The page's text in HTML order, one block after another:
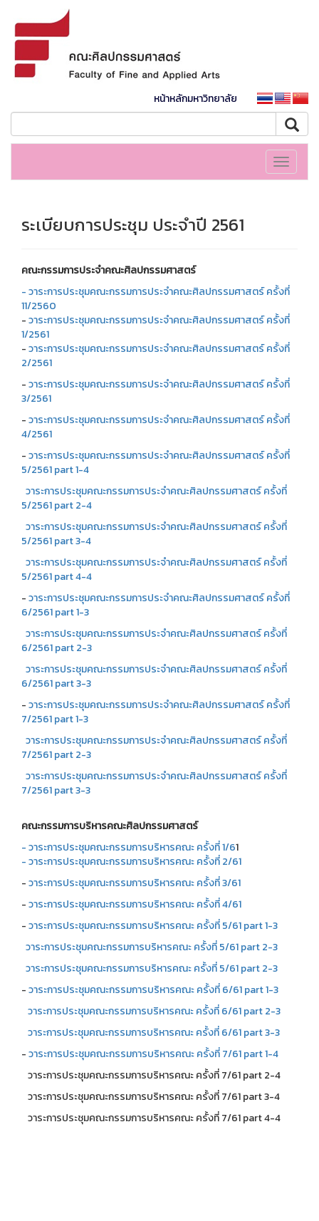
หน้าหลักมหาวิทยาลัย
Toggle
ระเบียบการประชุม ประจำปี 2561
คณะกรรมการประจำคณะศิลปกรรมศาสตร์
- วาระการประชุมคณะกรรมการประจำคณะศิลปกรรมศาสตร์ ครั้งที่
11/2560
-วาระการประชุมคณะกรรมการประจำคณะศิลปกรรมศาสตร์ ครั้งที่
1/2561
-วาระการประชุมคณะกรรมการประจำคณะศิลปกรรมศาสตร์ ครั้งที่
2/2561
-วาระการประชุมคณะกรรมการประจำคณะศิลปกรรมศาสตร์ ครั้งที่
3/2561
-วาระการประชุมคณะกรรมการประจำคณะศิลปกรรมศาสตร์ ครั้งที่
4/2561
-วาระการประชุมคณะกรรมการประจำคณะศิลปกรรมศาสตร์ ครั้งที่
5/2561 part 1-4
วาระการประชุมคณะกรรมการประจำคณะศิลปกรรมศาสตร์ ครั้งที่
5/2561 part 2-4
วาระการประชุมคณะกรรมการประจำคณะศิลปกรรมศาสตร์ ครั้งที่
5/2561 part 3-4
วาระการประชุมคณะกรรมการประจำคณะศิลปกรรมศาสตร์ ครั้งที่
5/2561 part 4-4
-วาระการประชุมคณะกรรมการประจำคณะศิลปกรรมศาสตร์ ครั้งที่
6/2561 part 1-3
วาระการประชุมคณะกรรมการประจำคณะศิลปกรรมศาสตร์ ครั้งที่
6/2561 part 2-3
วาระการประชุมคณะกรรมการประจำคณะศิลปกรรมศาสตร์ ครั้งที่
6/2561 part 3-3
-วาระการประชุมคณะกรรมการประจำคณะศิลปกรรมศาสตร์ ครั้งที่
7/2561 part 1-3
วาระการประชุมคณะกรรมการประจำคณะศิลปกรรมศาสตร์ ครั้งที่
7/2561 part 2-3
วาระการประชุมคณะกรรมการประจำคณะศิลปกรรมศาสตร์ ครั้งที่
7/2561 part 3-3
คณะกรรมการบริหารคณะศิลปกรรมศาสตร์
- วาระการประชุมคณะกรรมการบริหารคณะ ครั้งที่ 1/61
- วาระการประชุมคณะกรรมการบริหารคณะ ครั้งที่ 2/61
-วาระการประชุมคณะกรรมการบริหารคณะ ครั้งที่ 3/61
-วาระการประชุมคณะกรรมการบริหารคณะ ครั้งที่ 4/61
-วาระการประชุมคณะกรรมการบริหารคณะ ครั้งที่ 5/61 part 1-3
วาระการประชุมคณะกรรมการบริหารคณะ ครั้งที่ 5/61 part 2-3
วาระการประชุมคณะกรรมการบริหารคณะ ครั้งที่ 5/61 part 2-3
-วาระการประชุมคณะกรรมการบริหารคณะ ครั้งที่ 6/61 part 1-3
วาระการประชุมคณะกรรมการบริหารคณะ ครั้งที่ 6/61 part 2-3
วาระการประชุมคณะกรรมการบริหารคณะ ครั้งที่ 6/61 part 3-3
-วาระการประชุมคณะกรรมการบริหารคณะ ครั้งที่ 7/61 part 1-4
วาระการประชุมคณะกรรมการบริหารคณะ ครั้งที่ 7/61 part 2-4
วาระการประชุมคณะกรรมการบริหารคณะ ครั้งที่ 7/61 part 3-4
วาระการประชุมคณะกรรมการบริหารคณะ ครั้งที่ 7/61 part 4-4